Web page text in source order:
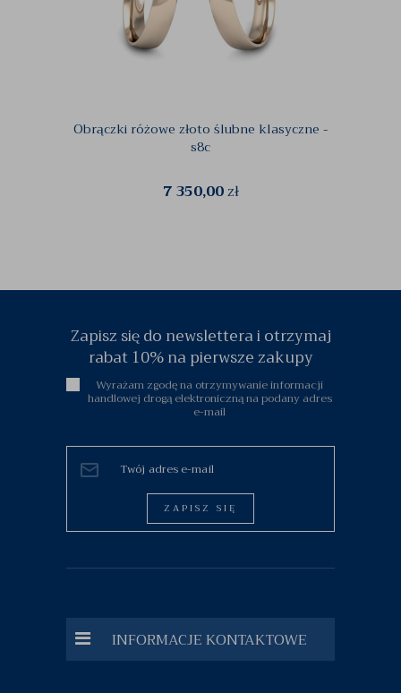
Obrączki różowe złoto ślubne klasyczne -
s8c
7 350,00zł
Zapisz się do newslettera i otrzymaj
rabat 10% na pierwsze zakupy
Wyrażam zgodę na otrzymywanie informacji
handlowej drogą elektroniczną na podany adres
e-mail
ZAPISZ SIĘ
INFORMACJE KONTAKTOWE